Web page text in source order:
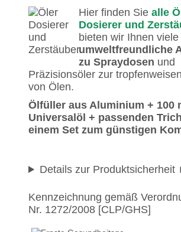
Hier finden Sie alle
Dosierer und
bieten wir Ihnen viele
umweltfreundliche
zu Spraydosen und
Präzisionsöler zur
von Ölen.
Ölfüller aus Aluminium + 100
Universalöl + passenden
einem Set zum günstigen
Details zur Produktsicherheit
Kennzeichnung gemäß
Nr. 1272/2008 [CLP/GHS]